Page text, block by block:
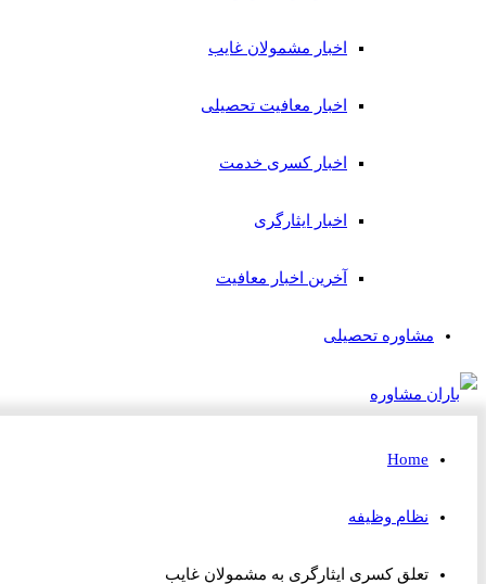
اخبار مشمولان غایب
اخبار معافیت تحصیلی
اخبار کسری خدمت
اخبار ایثارگری
آخرین اخبار معافیت
مشاوره تحصیلی
Home
نظام وظیفه
تعلق کسری ایثارگری به مشمولان غایب